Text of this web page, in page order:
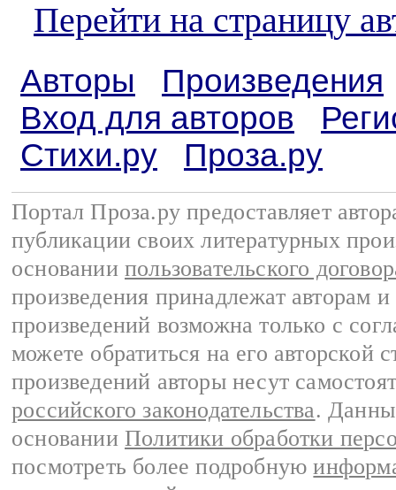
Перейти на страницу
Авторы
Произведения
Вход для авторов
Стихи.ру
Проза.ру
Портал Проза.ру предоставляет
публикации своих литературных
основании пользовательского
произведения принадлежат авторам
произведений возможна только с
можете обратиться на его авторской
произведений авторы несут
российского законодательства.
основании Политики обработки
посмотреть более подробную